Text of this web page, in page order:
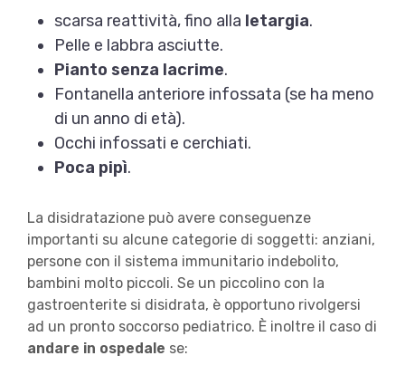
scarsa reattività, fino alla letargia.
Pelle e labbra asciutte.
Pianto senza lacrime.
Fontanella anteriore infossata (se ha meno
di un anno di età).
Occhi infossati e cerchiati.
Poca pipì.
La disidratazione può avere conseguenze
importanti su alcune categorie di soggetti: anziani,
persone con il sistema immunitario indebolito,
bambini molto piccoli. Se un piccolino con la
gastroenterite si disidrata, è opportuno rivolgersi
ad un pronto soccorso pediatrico. È inoltre il caso di
andare in ospedale se: